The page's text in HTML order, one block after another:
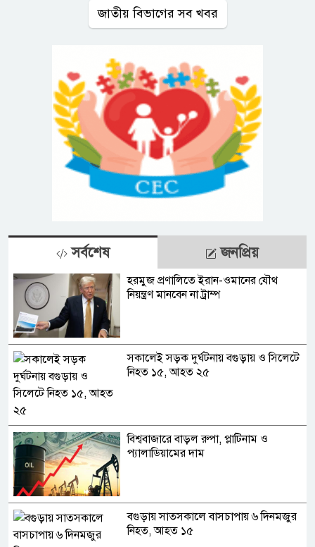
জাতীয় বিভাগের সব খবর
সর্বশেষ জনপ্রিয়
হরমুজ প্রণালিতে ইরান-ওমানের যৌথ
নিয়ন্ত্রণ মানবেন না ট্রাম্প
সকালেই সড়ক দুর্ঘটনায় বগুড়ায় ও সিলেটে
নিহত ১৫, আহত ২৫
বিশ্ববাজারে বাড়ল রুপা, প্লাটিনাম ও
প্যালাডিয়ামের দাম
বগুড়ায় সাতসকালে বাসচাপায় ৬ দিনমজুর
নিহত, আহত ১৫